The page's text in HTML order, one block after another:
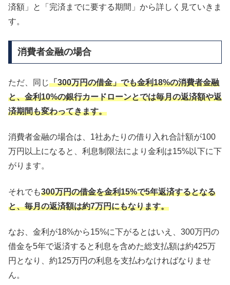
済額」と「完済までに要する期間」から詳しく見ていきま
す。
消費者金融の場合
ただ、同じ「300万円の借金」でも金利18%の消費者金融
と、金利10%の銀行カードローンとでは毎月の返済額や返
済期間も変わってきます。
消費者金融の場合は、1社あたりの借り入れ合計額が100
万円以上になると、利息制限法により金利は15%以下に下
がります。
それでも300万円の借金を金利15%で5年返済するとなる
と、毎月の返済額は約7万円にもなります。
なお、金利が18%から15%に下がるとはいえ、300万円の
借金を5年で返済すると利息を含めた総支払額は約425万
円となり、約125万円の利息を支払わなければなりませ
ん。